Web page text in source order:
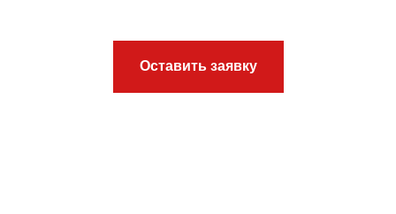
Оставить заявку